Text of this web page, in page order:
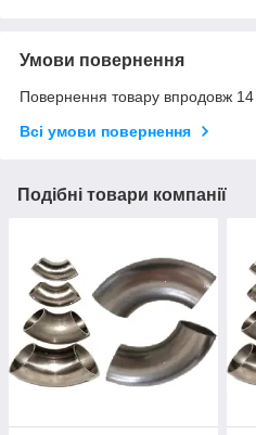
Умови повернення
Повернення товару впродовж 14
Всі умови повернення
Подібні товари компанії